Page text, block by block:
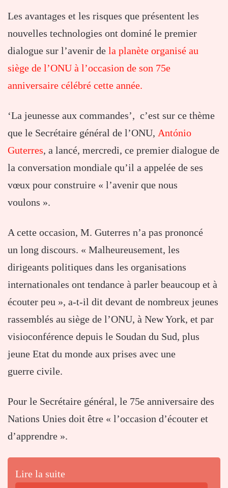
Les avantages et les risques que présentent les
nouvelles technologies ont dominé le premier
dialogue sur l’avenir de la planète organisé au
siège de l’ONU à l’occasion de son 75e
anniversaire célébré cette année.
‘La jeunesse aux commandes’, c’est sur ce thème
que le Secrétaire général de l’ONU, António
Guterres, a lancé, mercredi, ce premier dialogue de
la conversation mondiale qu’il a appelée de ses
vœux pour construire « l’avenir que nous
voulons ».
A cette occasion, M. Guterres n’a pas prononcé
un long discours. « Malheureusement, les
dirigeants politiques dans les organisations
internationales ont tendance à parler beaucoup et à
écouter peu », a-t-il dit devant de nombreux jeunes
rassemblés au siège de l’ONU, à New York, et par
visioconférence depuis le Soudan du Sud, plus
jeune Etat du monde aux prises avec une
guerre civile.
Pour le Secrétaire général, le 75e anniversaire des
Nations Unies doit être « l’occasion d’écouter et
d’apprendre ».
Lire la suite